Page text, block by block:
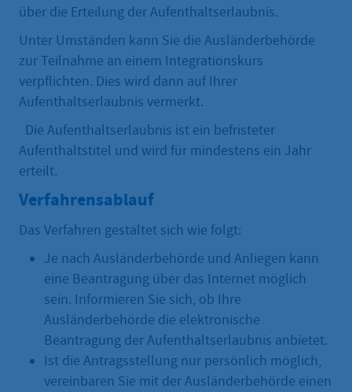
über die Erteilung der Aufenthaltserlaubnis.
Unter Umständen kann Sie die Ausländerbehörde
zur Teilnahme an einem Integrationskurs
verpflichten. Dies wird dann auf Ihrer
Aufenthaltserlaubnis vermerkt.
Die Aufenthaltserlaubnis ist ein befristeter
Aufenthaltstitel und wird für mindestens ein Jahr
erteilt.
Verfahrensablauf
Das Verfahren gestaltet sich wie folgt:
Je nach Ausländerbehörde und Anliegen kann
eine Beantragung über das Internet möglich
sein. Informieren Sie sich, ob Ihre
Ausländerbehörde die elektronische
Beantragung der Aufenthaltserlaubnis anbietet.
Ist die Antragsstellung nur persönlich möglich,
vereinbaren Sie mit der Ausländerbehörde einen